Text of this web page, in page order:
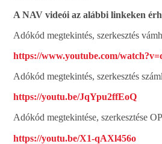
A NAV videói az alábbi linkeken
Adókód megtekintés, szerkesztés
https://www.youtube.com/
Adókód megtekintés, szerkesztés
https://youtu.be/JqYpu2ffEoQ
Adókód megtekintése, szerkesztése
https://youtu.be/X1-qAXl456o